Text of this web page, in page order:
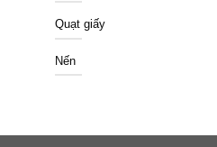
Quạt giấy
Nến